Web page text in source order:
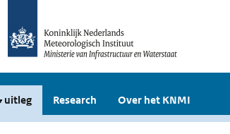
uitleg Research Over het KNMI